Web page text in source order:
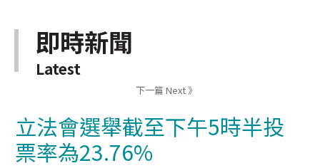
即時新聞
Latest
下一篇 Next 》
立法會選舉截至下午5時半投
票率為23.76%